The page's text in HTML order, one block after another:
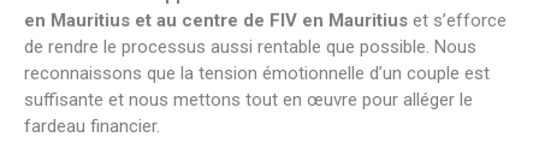
en Mauritius et au centre de FIV en Mauritius et s’efforce
de rendre le processus aussi rentable que possible. Nous
reconnaissons que la tension émotionnelle d’un couple est
suffisante et nous mettons tout en œuvre pour alléger le
fardeau financier.